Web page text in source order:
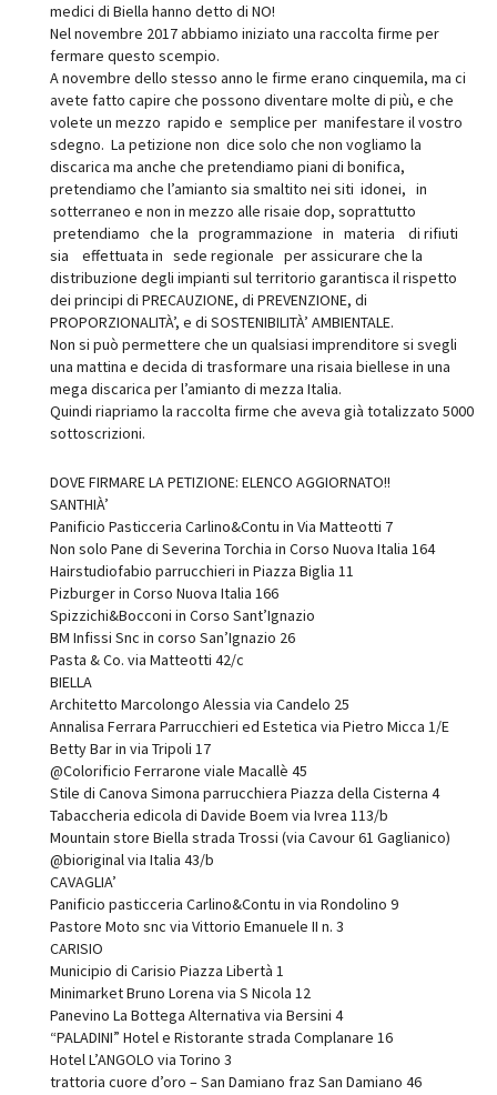
medici di Biella hanno detto di NO!
Nel novembre 2017 abbiamo iniziato una raccolta firme per
fermare questo scempio.
A novembre dello stesso anno le firme erano cinquemila, ma ci
avete fatto capire che possono diventare molte di più, e che
volete un mezzo rapido e semplice per manifestare il vostro
sdegno. La petizione non dice solo che non vogliamo la
discarica ma anche che pretendiamo piani di bonifica,
pretendiamo che l’amianto sia smaltito nei siti idonei, in
sotterraneo e non in mezzo alle risaie dop, soprattutto
pretendiamo che la programmazione in materia di rifiuti
sia effettuata in sede regionale per assicurare che la
distribuzione degli impianti sul territorio garantisca il rispetto
dei principi di PRECAUZIONE, di PREVENZIONE, di
PROPORZIONALITÀ’, e di SOSTENIBILITÀ’ AMBIENTALE.
Non si può permettere che un qualsiasi imprenditore si svegli
una mattina e decida di trasformare una risaia biellese in una
mega discarica per l’amianto di mezza Italia.
Quindi riapriamo la raccolta firme che aveva già totalizzato 5000
sottoscrizioni.
DOVE FIRMARE LA PETIZIONE: ELENCO AGGIORNATO!!
SANTHIÀ’
Panificio Pasticceria Carlino&Contu in Via Matteotti 7
Non solo Pane di Severina Torchia in Corso Nuova Italia 164
Hairstudiofabio parrucchieri in Piazza Biglia 11
Pizburger in Corso Nuova Italia 166
Spizzichi&Bocconi in Corso Sant’Ignazio
BM Infissi Snc in corso San’Ignazio 26
Pasta & Co. via Matteotti 42/c
BIELLA
Architetto Marcolongo Alessia via Candelo 25
Annalisa Ferrara Parrucchieri ed Estetica via Pietro Micca 1/E
Betty Bar in via Tripoli 17
@Colorificio Ferrarone viale Macallè 45
Stile di Canova Simona parrucchiera Piazza della Cisterna 4
Tabaccheria edicola di Davide Boem via Ivrea 113/b
Mountain store Biella strada Trossi (via Cavour 61 Gaglianico)
@bioriginal via Italia 43/b
CAVAGLIA’
Panificio pasticceria Carlino&Contu in via Rondolino 9
Pastore Moto snc via Vittorio Emanuele II n. 3
CARISIO
Municipio di Carisio Piazza Libertà 1
Minimarket Bruno Lorena via S Nicola 12
Panevino La Bottega Alternativa via Bersini 4
“PALADINI” Hotel e Ristorante strada Complanare 16
Hotel L’ANGOLO via Torino 3
trattoria cuore d’oro – San Damiano fraz San Damiano 46